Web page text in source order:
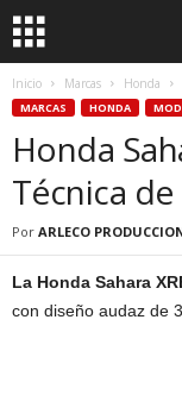
Inicio Marcas Honda
MARCAS HONDA
Honda
Técnica
Por ARLECO
La Honda Sahara
con diseño audaz de